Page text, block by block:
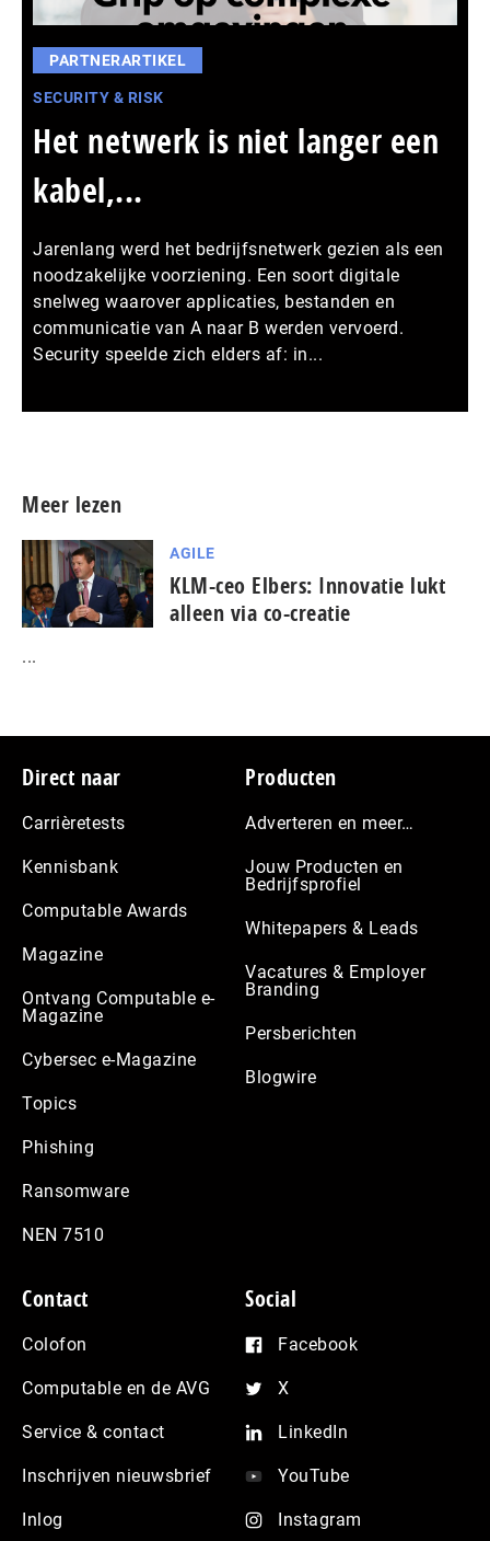
PARTNERARTIKEL
SECURITY & RISK
Het netwerk is niet langer een
kabel,...
Jarenlang werd het bedrijfsnetwerk gezien als een
noodzakelijke voorziening. Een soort digitale
snelweg waarover applicaties, bestanden en
communicatie van A naar B werden vervoerd.
Security speelde zich elders af: in...
Meer lezen
AGILE
KLM-ceo Elbers: Innovatie lukt
alleen via co-creatie
...
Footer
Direct naar
Carrièretests
Kennisbank
Computable Awards
Magazine
Ontvang Computable e-
Magazine
Cybersec e-Magazine
Topics
Phishing
Ransomware
NEN 7510
Producten
Adverteren en meer…
Jouw Producten en
Bedrijfsprofiel
Whitepapers & Leads
Vacatures & Employer
Branding
Persberichten
Blogwire
Contact
Colofon
Computable en de AVG
Service & contact
Inschrijven nieuwsbrief
Inlog
Social
Facebook
X
LinkedIn
YouTube
Instagram